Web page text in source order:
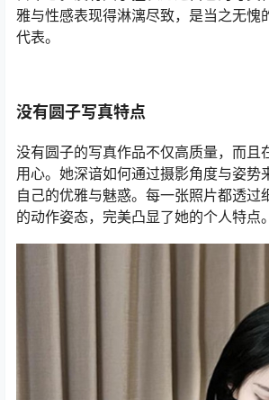
雅与性感表现得淋漓尽致，是当之无愧
代表。
没有圆子写真特点
没有圆子的写真作品不仅高质量，而且
用心。她深谙如何通过摄影角度与姿势
自己的优雅与魅惑。每一张照片都透过
的动作姿态，完美凸显了她的个人特点。